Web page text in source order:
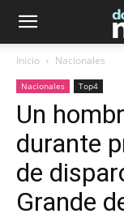
Inicio Nacionales
Nacionales Top4
Un
durante
de
Grande